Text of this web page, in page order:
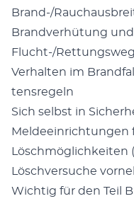
Brand-/
Brand­ver­hü­tung
Flucht-/
Ver­hal­ten im
tensregeln
Sich selb­st in
Meldeein­rich­tun­gen
Löschmöglichkeit­en
Löschver­suche
Wichtig für den Teil